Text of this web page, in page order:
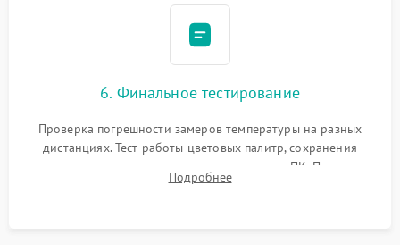
6. Финальное тестирование
Проверка погрешности замеров температуры на разных
дистанциях. Тест работы цветовых палитр, сохранения
термограмм в память и передачи данных на ПК. Проверка
автономности работы и итоговый контроль качества.
Подробнее